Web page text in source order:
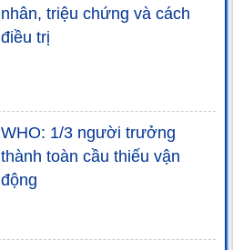
nhân, triệu chứng và cách
điều trị
WHO: 1/3 người trưởng
thành toàn cầu thiếu vận
động